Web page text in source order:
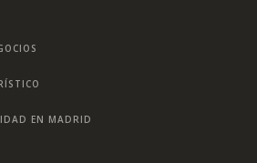
EN MADRID